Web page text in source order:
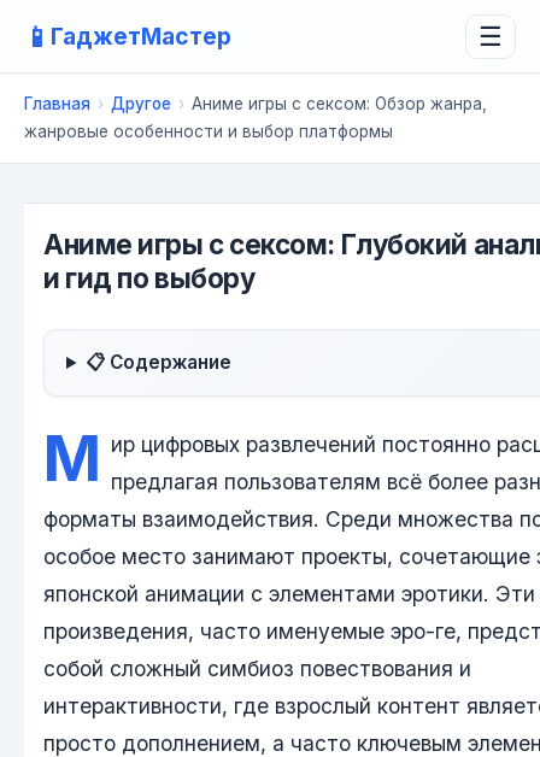
📱 ГаджетМастер ☰
Главная › Другое › Аниме игры с сексом: Обзор жанра,
жанровые особенности и выбор платформы
Аниме игры с сексом: Глубокий
и гид по выбору
📋 Содержание
М ир цифровых развлечений постоянно
предлагая пользователям всё более
форматы взаимодействия. Среди множества
особое место занимают проекты, сочетающие
японской анимации с элементами эротики. Эти
произведения, часто именуемые эро-ге,
собой сложный симбиоз повествования и
интерактивности, где взрослый контент
просто дополнением, а часто ключевым